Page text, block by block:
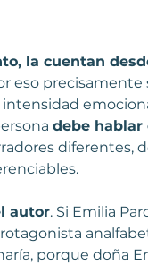
la cuentan
eso
debe hablar
diferentes,
autor. Si Emilia
porque doña